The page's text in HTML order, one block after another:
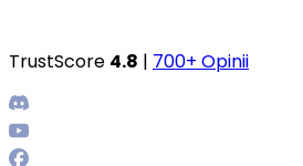
TrustScore 4.8 | 700+ Opinii